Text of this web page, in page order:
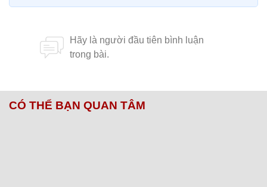
CÓ THỂ BẠN QUAN TÂM